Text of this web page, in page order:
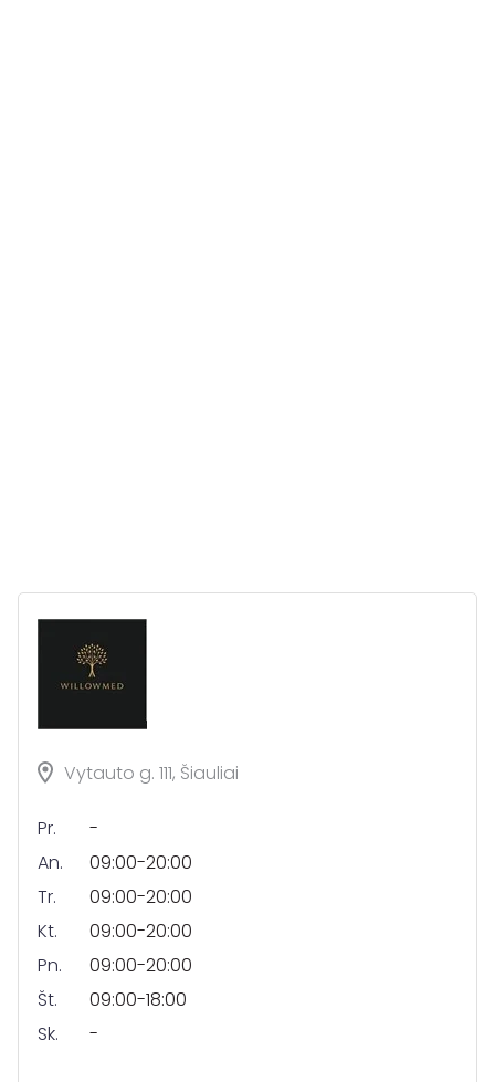
Vytauto g. 111, Šiauliai
Pr.
-
An.
09:00-20:00
Tr.
09:00-20:00
Kt.
09:00-20:00
Pn.
09:00-20:00
Št.
09:00-18:00
Sk.
-